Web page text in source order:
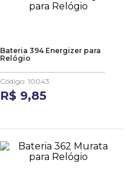
Bateria 394 Energizer para
Relógio
Código: 10043
R$ 9,85